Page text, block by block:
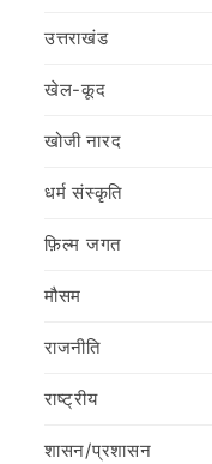
उत्तराखंड
खेल-कूद
खोजी नारद
धर्म संस्कृति
फ़िल्‍म जगत
मौसम
राजनीति
राष्ट्रीय
शासन/प्रशासन